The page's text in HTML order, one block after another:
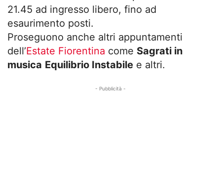
21.45 ad ingresso libero, fino ad
esaurimento posti.
Proseguono anche altri appuntamenti
dell’Estate Fiorentina come Sagrati in
musica Equilibrio Instabile e altri.
- Pubblicità -